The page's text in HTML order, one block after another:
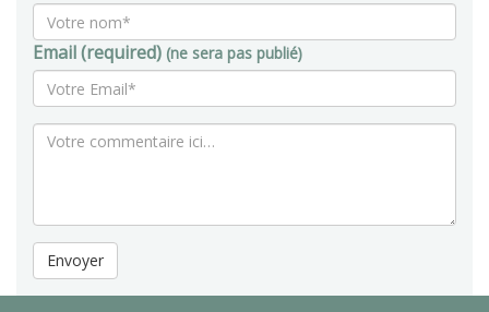
Email (required) (ne sera pas publié)
Envoyer